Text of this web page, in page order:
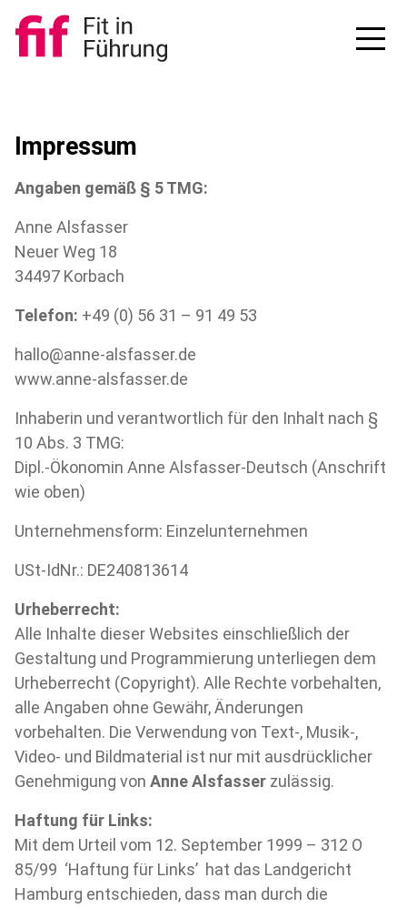
Impressum
Angaben gemäß § 5 TMG:
Anne Alsfasser
Neuer Weg 18
34497 Korbach
Telefon: +49 (0) 56 31 – 91 49 53
hallo@anne-alsfasser.de
www.anne-alsfasser.de
Inhaberin und verantwortlich für den Inhalt nach §
10 Abs. 3 TMG:
Dipl.-Ökonomin Anne Alsfasser-Deutsch (Anschrift
wie oben)
Unternehmensform: Einzelunternehmen
USt-IdNr.: DE240813614
Urheberrecht:
Alle Inhalte dieser Websites einschließlich der
Gestaltung und Programmierung unterliegen dem
Urheberrecht (Copyright). Alle Rechte vorbehalten,
alle Angaben ohne Gewähr, Änderungen
vorbehalten. Die Verwendung von Text-, Musik-,
Video- und Bildmaterial ist nur mit ausdrücklicher
Genehmigung von Anne Alsfasser zulässig.
Haftung für Links:
Mit dem Urteil vom 12. September 1999 – 312 O
85/99 ­ ‘Haftung für Links’ ­ hat das Landgericht
Hamburg entschieden, dass man durch die